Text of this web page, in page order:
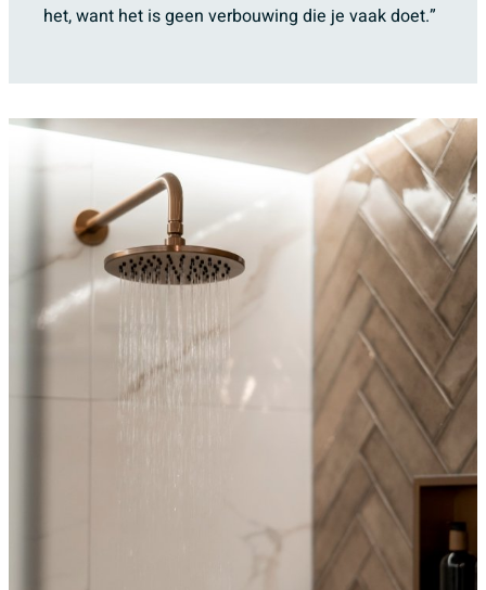
het, want het is geen verbouwing die je vaak doet.”